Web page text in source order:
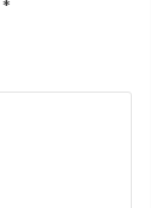
*